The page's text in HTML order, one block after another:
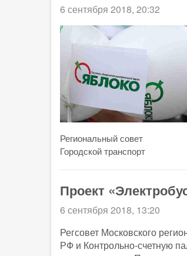
6 сентября 2018, 20:32
Региональный совет
Городской транспорт
Проект
6 сентября 2018, 13:20
Регсовет Московского
РФ и Контрольно-счетную